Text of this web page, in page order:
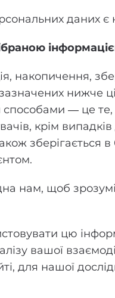
даних є
накопичення,
нижче
— це те,
крім
зберігається
нам, щоб
цю
вашої
для нашої